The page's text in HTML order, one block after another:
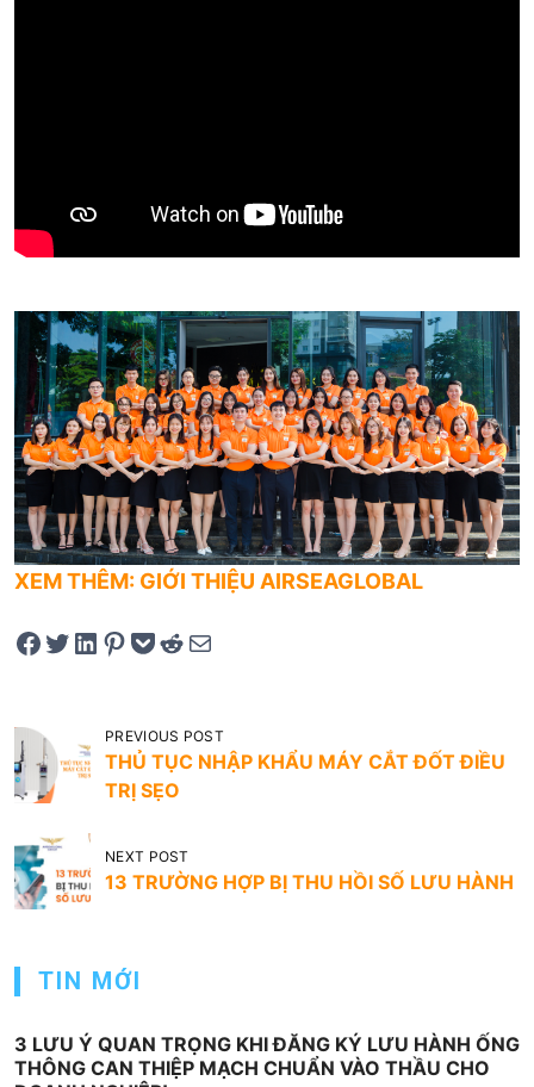
XEM THÊM: GIỚI THIỆU AIRSEAGLOBAL
Share on Facebook Tweet on Twitter Share on LinkedIn Pin on Pinterest Save to pocket Share on Reddit Share via Email
Đ
i
u
h
n
g
b
PREVIOUS POST
THỦ TỤC NHẬP KHẨU MÁY CẮT ĐỐT ĐIỀU
TRỊ SẸO
NEXT POST
13 TRƯỜNG HỢP BỊ THU HỒI SỐ LƯU HÀNH
TIN MỚI
3 LƯU Ý QUAN TRỌNG KHI ĐĂNG KÝ LƯU HÀNH ỐNG
THÔNG CAN THIỆP MẠCH CHUẨN VÀO THẦU CHO